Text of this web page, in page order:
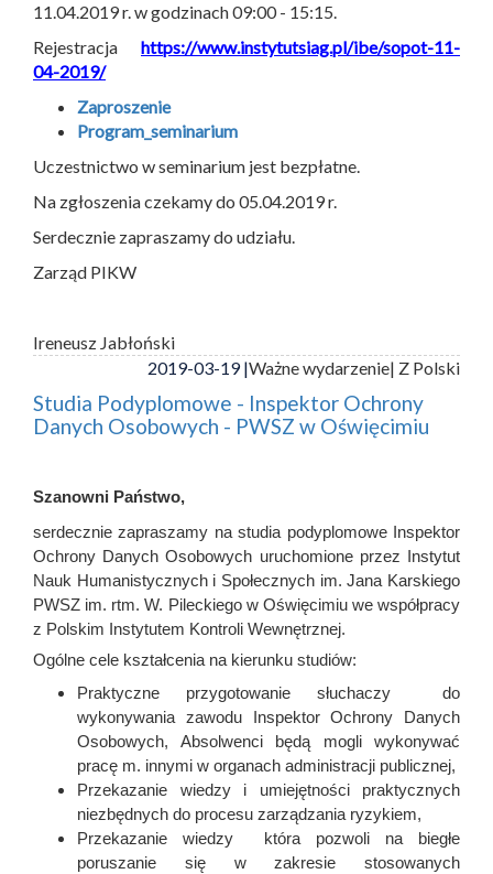
11.04.2019 r. w godzinach 09:00 - 15:15.
Rejestracja https://www.instytutsiag.pl/ibe/sopot-11-
04-2019/
Zaproszenie
Program_seminarium
Uczestnictwo w seminarium jest bezpłatne.
Na zgłoszenia czekamy do 05.04.2019 r.
Serdecznie zapraszamy do udziału.
Zarząd PIKW
Ireneusz Jabłoński
2019-03-19 |Ważne wydarzenie| Z Polski
Studia Podyplomowe - Inspektor Ochrony
Danych Osobowych - PWSZ w Oświęcimiu
Szanowni Państwo,
serdecznie zapraszamy na studia podyplomowe Inspektor
Ochrony Danych Osobowych uruchomione przez Instytut
Nauk Humanistycznych i Społecznych im. Jana Karskiego
PWSZ im. rtm. W. Pileckiego w Oświęcimiu we współpracy
z Polskim Instytutem Kontroli Wewnętrznej.
Ogólne cele kształcenia na kierunku studiów:
Praktyczne przygotowanie słuchaczy do
wykonywania zawodu Inspektor Ochrony Danych
Osobowych, Absolwenci będą mogli wykonywać
pracę m. innymi w organach administracji publicznej,
Przekazanie wiedzy i umiejętności praktycznych
niezbędnych do procesu zarządzania ryzykiem,
Przekazanie wiedzy która pozwoli na biegłe
poruszanie się w zakresie stosowanych